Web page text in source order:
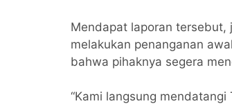
Mendapat laporan tersebut,
melakukan penanganan
bahwa pihaknya segera
“Kami langsung